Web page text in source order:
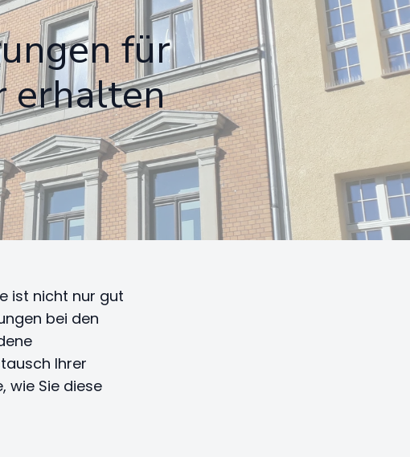
für
erhalten
ist nicht nur gut
bei den
Ihrer
wie Sie diese